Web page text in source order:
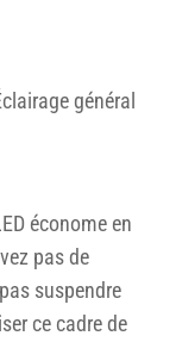
général
économe en
pas de
suspendre
ce cadre de